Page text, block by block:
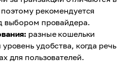
рекомендуется
выбором провайдера.
разные кошельки
удобства, когда речь
для пользователей.